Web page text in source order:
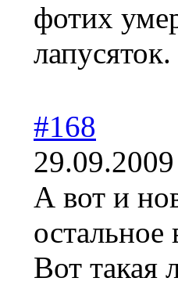
фотих
лапусяток.
#168
А вот и
Вот такая